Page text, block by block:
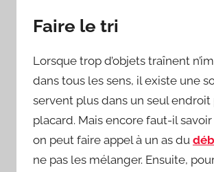
Faire le tri
Lorsque trop d’objets traînent
dans tous les sens, il existe une
servent plus dans un seul
placard. Mais encore faut-il
on peut faire appel à un as du
ne pas les mélanger. Ensuite,